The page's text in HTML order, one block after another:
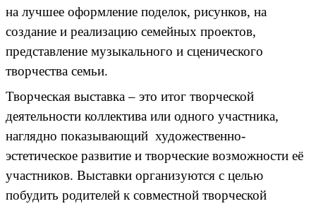
на лучшее оформление поделок, рисунков, на
создание и реализацию семейных проектов,
представление музыкального и сценического
творчества семьи.
Творческая выставка – это итог творческой
деятельности коллектива или одного участника,
наглядно показывающий художественно-
эстетическое развитие и творческие возможности её
участников. Выставки организуются с целью
побудить родителей к совместной творческой